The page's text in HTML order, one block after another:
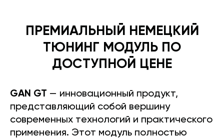
ПРЕМИАЛЬНЫЙ НЕМЕЦКИЙ
ТЮНИНГ МОДУЛЬ ПО
ДОСТУПНОЙ ЦЕНЕ
GAN GT — инновационный продукт,
представляющий собой вершину
современных технологий и практического
применения. Этот модуль полностью